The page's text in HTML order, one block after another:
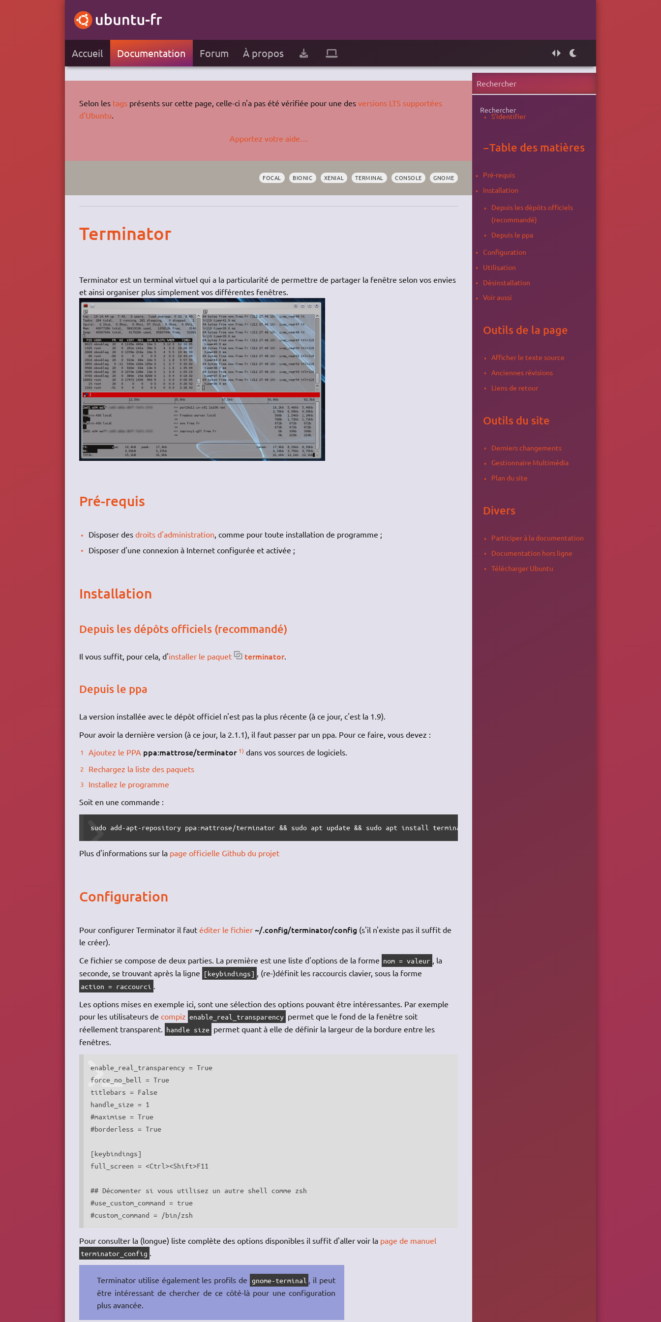
Accueil Documentation Forum À propos
Selon les tagsprésents sur cette page, celle-ci n'a pas été vérifiée pour une des versions LTS supportées
d'Ubuntu
Apportez votre aide…
FOCAL BIONIC XENIAL TERMINAL CONSOLE GNOME
Terminator
Terminator est un terminal virtuel qui a la particularité de permettre de partager la fenêtre selon vos envies
et ainsi organiser plus simplement vos différentes fenêtres.
Pré-requis
Disposer desdroits d'administration, comme pour toute installation de programme ;
Disposer d'une connexion à Internet configurée et activée ;
Installation
Depuis les dépôts officiels (recommandé)
Il vous suffit, pour cela, d'installer le paquet terminator.
Depuis le ppa
La version installée avec le dépôt officiel n'est pas la plus récente (à ce jour, c'est la 1.9).
Pour avoir la dernière version (à ce jour, la 2.1.1), il faut passer par un ppa. Pour ce faire, vous devez :
Ajoutez le PPA ppa:mattrose/terminator 1) dans vos sources de logiciels.
Rechargez la liste des paquets
Installez le programme
Soit en une commande :
sudo add-apt-repository ppa:mattrose/terminator && sudo apt update && sudo apt install terminator
Plus d'informations sur la page officielle Github du projet
Configuration
Pour configurer Terminator il faut éditer le fichier ~/.config/terminator/config(s'il n'existe pas il suffit de
le créer).
Ce fichier se compose de deux parties. La première est une liste d'options de la forme nom = valeur
, la
seconde, se trouvant après la ligne [keybindings] , (re-)définit les raccourcis clavier, sous la forme
action = raccourci
Les options mises en exemple ici, sont une sélection des options pouvant être intéressantes. Par exemple
pour les utilisateurs de compiz enable_real_transparency permet que le fond de la fenêtre soit
réellement transparent. handle size permet quant à elle de définir la largeur de la bordure entre les
fenêtres.
enable_real_transparency = True
force_no_bell = True
titlebars = False
handle_size = 1
#maximise = True
#borderless = True
[keybindings]
full_screen = <Ctrl><Shift>F11
## Décomenter si vous utilisez un autre shell comme zsh
#use_custom_command = true
#custom_command = /bin/zsh
Pour consulter la (longue) liste complète des options disponibles il suffit d'aller voir la page de manuel
terminator_config .
Terminator utilise également les profils de gnome-terminal , il peut
être intéressant de chercher de ce côté-là pour une configuration
plus avancée.
Rechercher
S'identifier
−Table des matières
Pré-requis
Installation
Depuis les dépôts officiels
(recommandé)
Depuis le ppa
Configuration
Utilisation
Désinstallation
Voir aussi
Outils de la page
Afficher le texte source
Anciennes révisions
Liens de retour
Outils du site
Derniers changements
Gestionnaire Multimédia
Plan du site
Divers
Participer à la documentation
Documentation hors ligne
Télécharger Ubuntu